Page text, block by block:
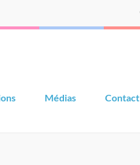
Médias Contact